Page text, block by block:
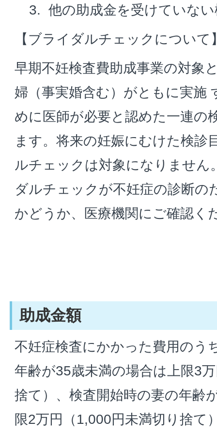
他の助成金を受けていな
【ブライダルチェックについて
早期不妊検査費助成事業の対象
婦（事実婚含む）がともに実施
めに医師が必要と認めた一連の
ます。将来の妊娠にむけた検診
ルチェックは対象になりません
ダルチェックが不妊症の診断の
かどうか、医療機関にご確認く
助成金額
不妊症検査にかかった費用のう
年齢が35歳未満の場合は上限3
捨て）、検査開始時の妻の年齢
限2万円（1,000円未満切り捨て